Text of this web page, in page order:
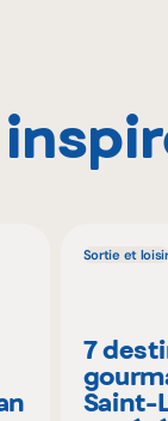
Sortie et loisir
7
Saint-